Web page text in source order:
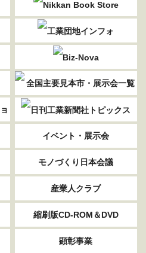
イベント・展示会
モノづくり日本会議
産業人クラブ
縮刷版CD-ROM＆DVD
顕彰事業